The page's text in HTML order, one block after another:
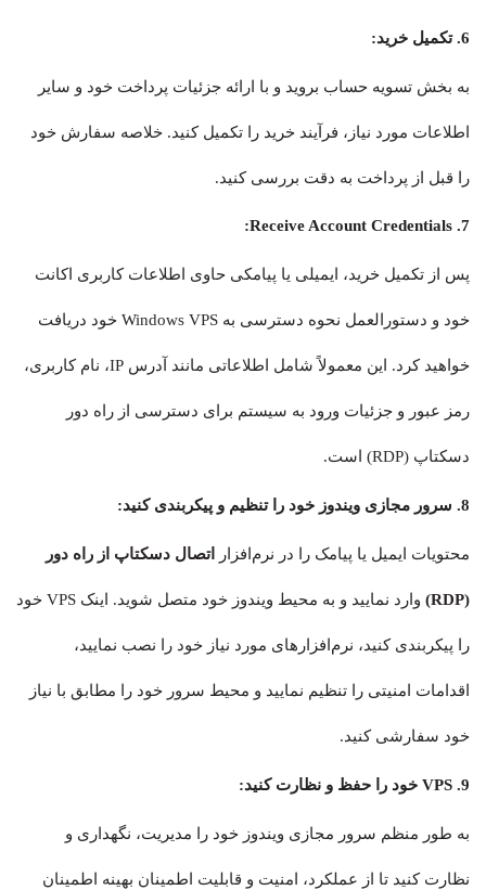
6. تکمیل خرید:
به بخش تسویه حساب بروید و با ارائه جزئیات پرداخت خود و سایر
اطلاعات مورد نیاز، فرآیند خرید را تکمیل کنید. خلاصه سفارش خود
را قبل از پرداخت به دقت بررسی کنید.
7. Receive Account Credentials:
پس از تکمیل خرید، ایمیلی یا پیامکی حاوی اطلاعات کاربری اکانت
خود و دستورالعمل نحوه دسترسی به Windows VPS خود دریافت
خواهید کرد. این معمولاً شامل اطلاعاتی مانند آدرس IP، نام کاربری،
رمز عبور و جزئیات ورود به سیستم برای دسترسی از راه دور
دسکتاپ (RDP) است.
8. سرور مجازی ویندوز خود را تنظیم و پیکربندی کنید:
محتویات ایمیل یا پیامک را در نرم‌افزار اتصال دسکتاپ از راه دور
(RDP) وارد نمایید و به محیط ویندوز خود متصل شوید. اینک VPS خود
را پیکربندی کنید، نرم‌افزارهای مورد نیاز خود را نصب نمایید،
اقدامات امنیتی را تنظیم نمایید و محیط سرور خود را مطابق با نیاز
خود سفارشی کنید.
9. VPS خود را حفظ و نظارت کنید:
به طور منظم سرور مجازی ویندوز خود را مدیریت، نگهداری و
نظارت کنید تا از عملکرد، امنیت و قابلیت اطمینان بهینه اطمینان